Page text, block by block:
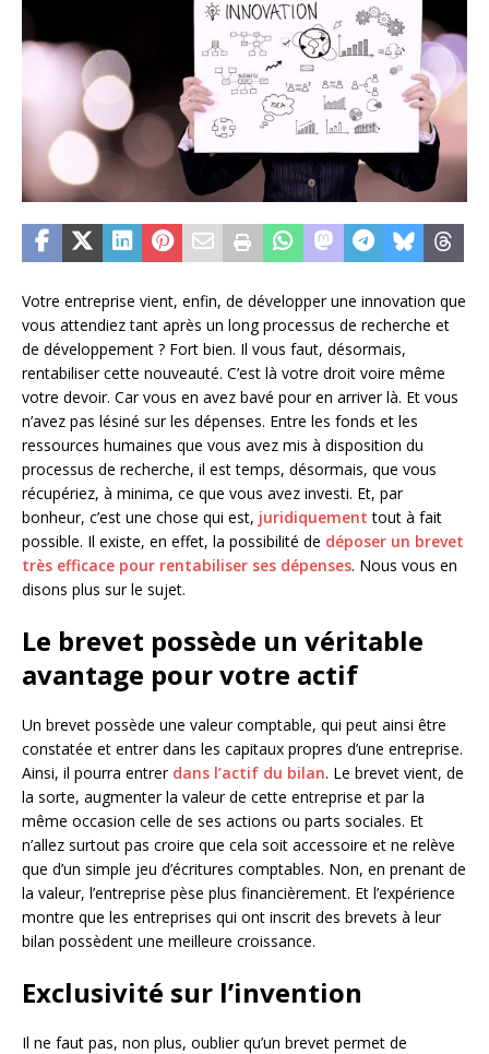
Votre entreprise vient, enfin, de développer une innovation que
vous attendiez tant après un long processus de recherche et
de développement ? Fort bien. Il vous faut, désormais,
rentabiliser cette nouveauté. C’est là votre droit voire même
votre devoir. Car vous en avez bavé pour en arriver là. Et vous
n’avez pas lésiné sur les dépenses. Entre les fonds et les
ressources humaines que vous avez mis à disposition du
processus de recherche, il est temps, désormais, que vous
récupériez, à minima, ce que vous avez investi. Et, par
bonheur, c’est une chose qui est, juridiquementtout à fait
possible. Il existe, en effet, la possibilité de déposer un brevet
très efficace pour rentabiliser ses dépenses. Nous vous en
disons plus sur le sujet.
Le brevet possède un véritable
avantage pour votre actif
Un brevet possède une valeur comptable, qui peut ainsi être
constatée et entrer dans les capitaux propres d’une entreprise.
Ainsi, il pourra entrer dans l’actif du bilan. Le brevet vient, de
la sorte, augmenter la valeur de cette entreprise et par la
même occasion celle de ses actions ou parts sociales. Et
n’allez surtout pas croire que cela soit accessoire et ne relève
que d’un simple jeu d’écritures comptables. Non, en prenant de
la valeur, l’entreprise pèse plus financièrement. Et l’expérience
montre que les entreprises qui ont inscrit des brevets à leur
bilan possèdent une meilleure croissance.
Exclusivité sur l’invention
Il ne faut pas, non plus, oublier qu’un brevet permet de